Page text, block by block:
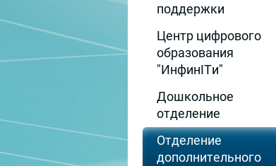
поддержки
Центр цифрового
образования
"ИнфинITи"
Дошкольное
отделение
Отделение
дополнительного